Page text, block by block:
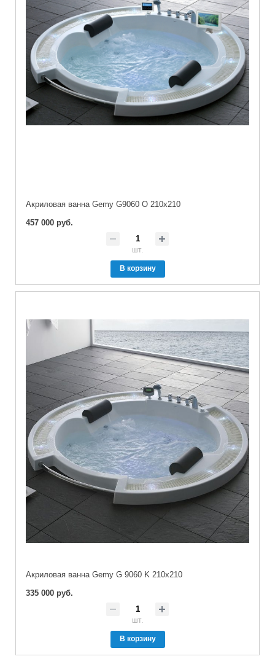
Акриловая ванна Gemy G9060 О 210x210
457 000 руб.
шт.
В корзину
Акриловая ванна Gemy G 9060 K 210x210
335 000 руб.
шт.
В корзину